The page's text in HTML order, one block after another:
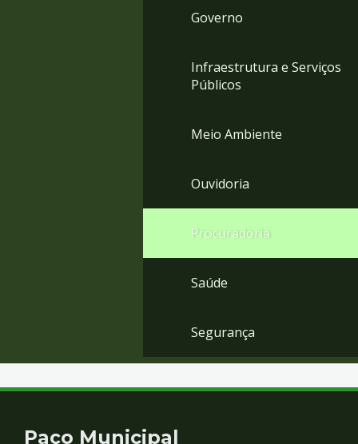
Governo
Infraestrutura e Serviços
Públicos
Meio Ambiente
Ouvidoria
Procuradoria
Saúde
Segurança
Contato
Paço Municipal